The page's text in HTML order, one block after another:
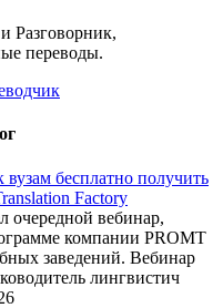
Разговорник,
переводы.
бесплатно получить
Factory
очередной вебинар,
компании PROMT
заведений. Вебинар
лингвистич